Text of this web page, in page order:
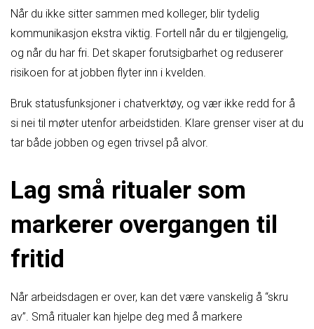
Når du ikke sitter sammen med kolleger, blir tydelig
kommunikasjon ekstra viktig. Fortell når du er tilgjengelig,
og når du har fri. Det skaper forutsigbarhet og reduserer
risikoen for at jobben flyter inn i kvelden.
Bruk statusfunksjoner i chatverktøy, og vær ikke redd for å
si nei til møter utenfor arbeidstiden. Klare grenser viser at du
tar både jobben og egen trivsel på alvor.
Lag små ritualer som
markerer overgangen til
fritid
Når arbeidsdagen er over, kan det være vanskelig å “skru
av”. Små ritualer kan hjelpe deg med å markere